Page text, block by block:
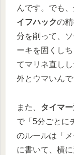
んです。でも
イフハックの
分を削って、
ーキを固くし
てマリネ直し
外とウマいんで
また、 タイマー
で「5分ごとに
のルールは「
に書いて、横